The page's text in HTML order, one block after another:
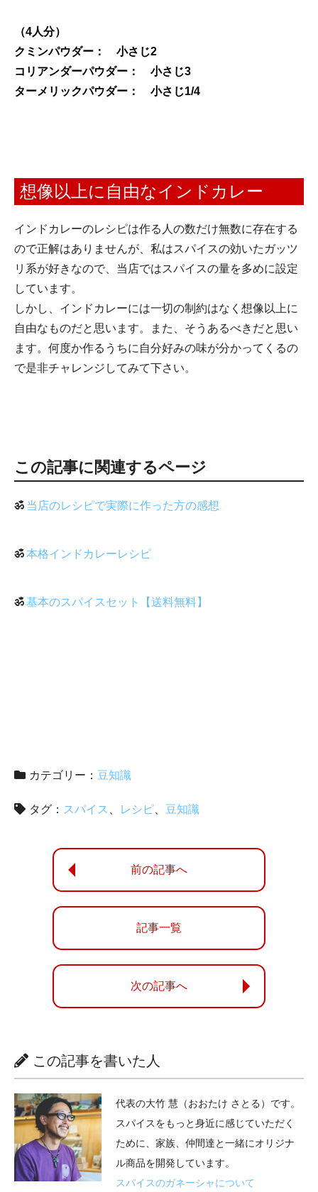
（4人分）
クミンパウダー： 小さじ2
コリアンダーパウダー： 小さじ3
ターメリックパウダー： 小さじ1/4
想像以上に自由なインドカレー
インドカレーのレシピは作る人の数だけ無数に存在する
ので正解はありませんが、私はスパイスの効いたガッツ
リ系が好きなので、当店ではスパイスの量を多めに設定
しています。
しかし、インドカレーには一切の制約はなく想像以上に
自由なものだと思います。また、そうあるべきだと思い
ます。何度か作るうちに自分好みの味が分かってくるの
で是非チャレンジしてみて下さい。
この記事に関連するページ
ॐ 当店のレシピで実際に作った方の感想
ॐ本格インドカレーレシピ
ॐ 基本のスパイスセット【送料無料】
カテゴリー： 豆知識
タグ： スパイス レシピ 豆知識
前の記事へ
記事一覧
次の記事へ
この記事を書いた人
代表の大竹 慧（おおたけ さとる）です。
スパイスをもっと身近に感じていただく
ために、家族、仲間達と一緒にオリジナ
ル商品を開発しています。
スパイスのガネーシャについて